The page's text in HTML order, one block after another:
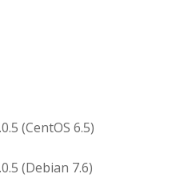
(CentOS 6.5)
(Debian 7.6)